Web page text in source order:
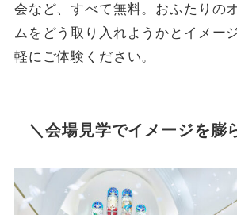
会など、すべて無料。おふたりの
ムをどう取り入れようかとイメー
軽にご体験ください。
＼会場見学でイメージを膨